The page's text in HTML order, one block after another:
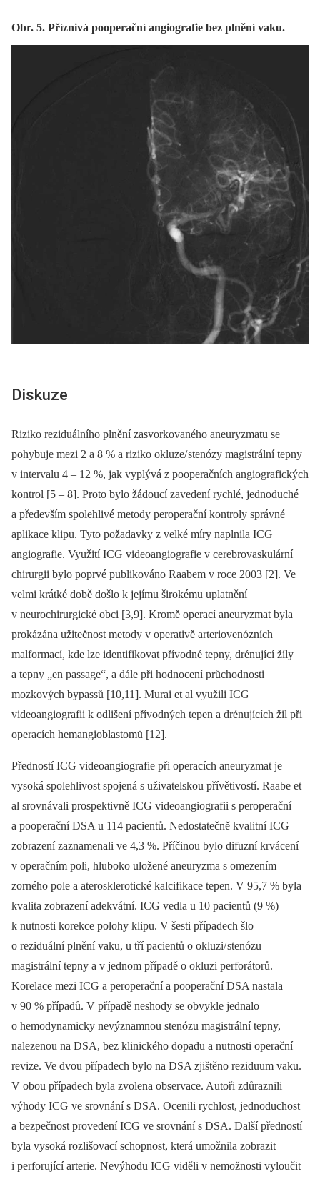
Obr. 5. Příznivá pooperační angiografie bez plnění vaku.
Diskuze
Riziko reziduálního plnění zasvorkovaného aneuryzmatu se
pohybuje mezi 2 a 8 % a riziko okluze/ stenózy magistrální tepny
v intervalu 4 –⁠ 12 %, jak vyplývá z pooperačních angiografických
kontrol [5 –⁠ 8]. Proto bylo žádoucí zavedení rychlé, jednoduché
a především spolehlivé metody peroperační kontroly správné
aplikace klipu. Tyto požadavky z velké míry naplnila ICG
angiografie. Využití ICG videoangiografie v cerebrovaskulární
chirurgii bylo poprvé publikováno Raabem v roce 2003 [2]. Ve
velmi krátké době došlo k jejímu širokému uplatnění
v neurochirurgické obci [3,9]. Kromě operací aneuryzmat byla
prokázána užitečnost metody v operativě arteriovenózních
malformací, kde lze identifikovat přívodné tepny, drénující žíly
a tepny „en passage“, a dále při hodnocení průchodnosti
mozkových bypassů [10,11]. Murai et al využili ICG
videoangiografii k odlišení přívodných tepen a drénujících žil při
operacích hemangioblastomů [12].
Předností ICG videoangiografie při operacích aneuryzmat je
vysoká spolehlivost spojená s uživatelskou přívětivostí. Raabe et
al srovnávali prospektivně ICG videoangiografii s peroperační
a pooperační DSA u 114 pacientů. Nedostatečně kvalitní ICG
zobrazení zaznamenali ve 4,3 %. Příčinou bylo difuzní krvácení
v operačním poli, hluboko uložené aneuryzma s omezením
zorného pole a aterosklerotické kalcifikace tepen. V 95,7 % byla
kvalita zobrazení adekvátní. ICG vedla u 10 pacientů (9 %)
k nutnosti korekce polohy klipu. V šesti případech šlo
o reziduální plnění vaku, u tří pacientů o okluzi/ stenózu
magistrální tepny a v jednom případě o okluzi perforátorů.
Korelace mezi ICG a peroperační a pooperační DSA nastala
v 90 % případů. V případě neshody se obvykle jednalo
o hemodynamicky nevýznamnou stenózu magistrální tepny,
nalezenou na DSA, bez klinického dopadu a nutnosti operační
revize. Ve dvou případech bylo na DSA zjištěno reziduum vaku.
V obou případech byla zvolena observace. Autoři zdůraznili
výhody ICG ve srovnání s DSA. Ocenili rychlost, jednoduchost
a bezpečnost provedení ICG ve srovnání s DSA. Další předností
byla vysoká rozlišovací schopnost, která umožnila zobrazit
i perforující arterie. Nevýhodu ICG viděli v nemožnosti vyloučit